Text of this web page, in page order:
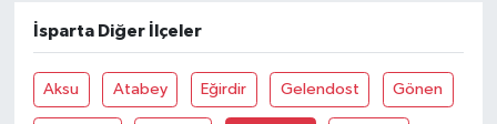
İsparta Diğer İlçeler
Aksu Atabey Eğirdir Gelendost Gönen